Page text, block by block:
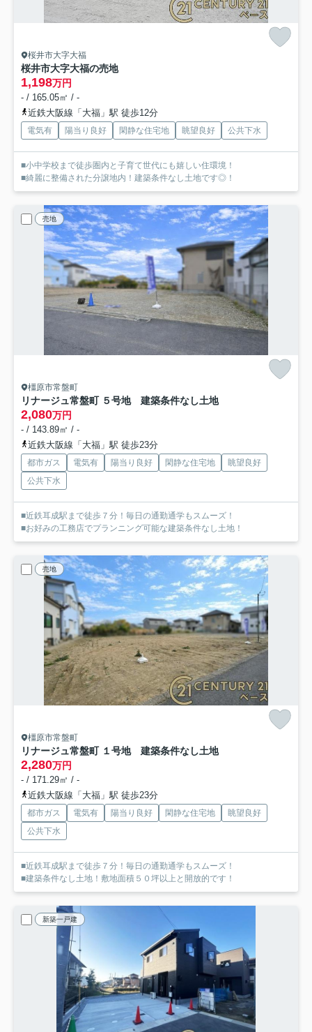
桜井市大字大福
桜井市大字大福の売地
1,198万円
- / 165.05㎡ / -
近鉄大阪線「大福」駅 徒歩12分
電気有 陽当り良好 閑静な住宅地 眺望良好 公共下水
■小中学校まで徒歩圏内と子育て世代にも嬉しい住環境！
■綺麗に整備された分譲地内！建築条件なし土地です◎！
売地
橿原市常盤町
リナージュ常盤町 ５号地 建築条件なし土地
2,080万円
- / 143.89㎡ / -
近鉄大阪線「大福」駅 徒歩23分
都市ガス 電気有 陽当り良好 閑静な住宅地
眺望良好
公共下水
■近鉄耳成駅まで徒歩７分！毎日の通勤通学もスムーズ！
■お好みの工務店でプランニング可能な建築条件なし土地！
売地
橿原市常盤町
リナージュ常盤町 １号地 建築条件なし土地
2,280万円
- / 171.29㎡ / -
近鉄大阪線「大福」駅 徒歩23分
都市ガス 電気有 陽当り良好 閑静な住宅地
眺望良好
公共下水
■近鉄耳成駅まで徒歩７分！毎日の通勤通学もスムーズ！
■建築条件なし土地！敷地面積５０坪以上と開放的です！
新築一戸建